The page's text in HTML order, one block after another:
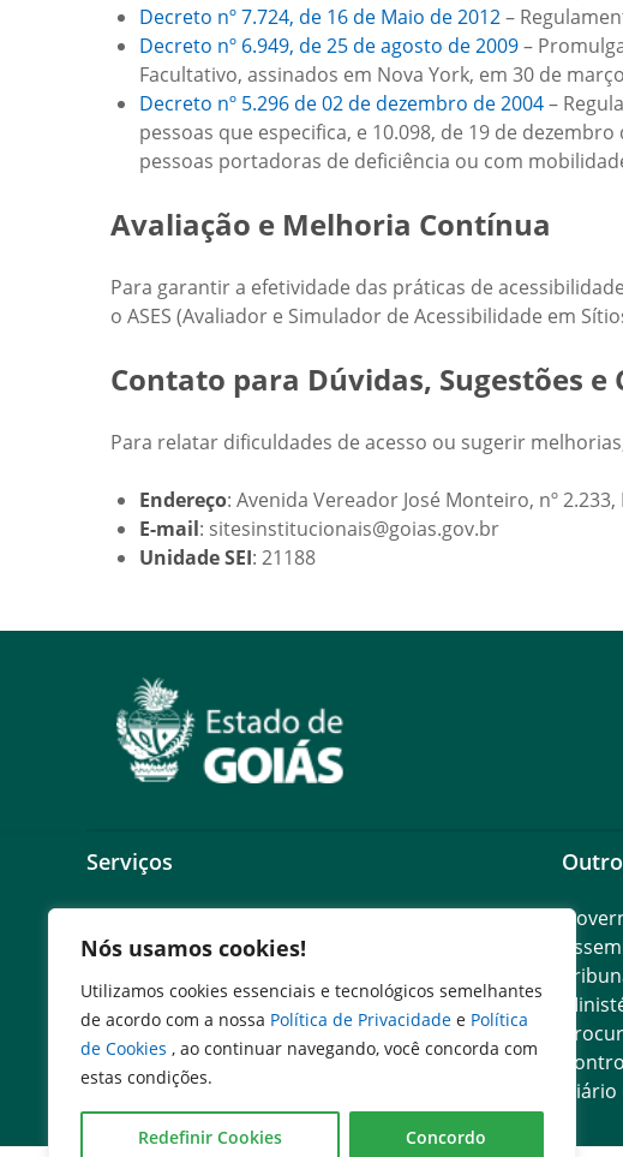
Nós usamos cookies!
Utilizamos cookies essenciais e tecnológicos semelhantes
de acordo com a nossa Política de Privacidade e Política
de Cookies , ao continuar navegando, você concorda com
estas condições.
Redefinir Cookies Concordo
Decreto nº 7.724, de 16 de Maio de 2012–
Decreto nº 6.949, de 25 de agosto de 2009–
Facultativo, assinados em Nova York, em 30 de
Decreto nº 5.296 de 02 de dezembro de 2004–
pessoas que especifica, e 10.098, de 19 de
pessoas portadoras de deficiência ou com
Avaliação e Melhoria Contínua
Para garantir a efetividade das práticas de
o ASES (Avaliador e Simulador de Acessibilidade em
Contato para Dúvidas, Sugestões e
Para relatar dificuldades de acesso ou sugerir
Endereço: Avenida Vereador José Monteiro, nº
E-mail: sitesinstitucionais@goias.gov.br
Unidade SEI: 21188
Serviços
Cadastro de Autoridades
Escola de Governo